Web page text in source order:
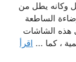
وكانه يطل من
الساطعة
هذه الشاشات
، كما ... اقرأ